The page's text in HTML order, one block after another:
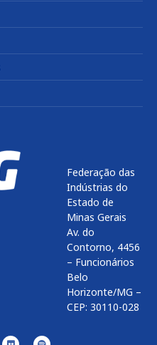
Federação das
Indústrias do
Estado de
Minas Gerais
Av. do
Contorno, 4456
– Funcionários
Belo
Horizonte/MG –
CEP: 30110-028